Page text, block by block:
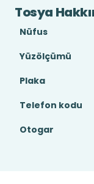
Tosya
Nüfus
Yüzölçümü
Plaka
Telefon kodu
Otogar